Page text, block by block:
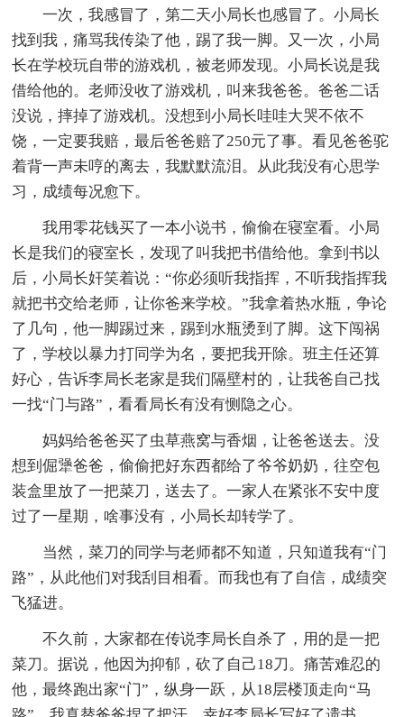
一次，我感冒了，第二天小局长也感冒了。小局长
找到我，痛骂我传染了他，踢了我一脚。又一次，小局
长在学校玩自带的游戏机，被老师发现。小局长说是我
借给他的。老师没收了游戏机，叫来我爸爸。爸爸二话
没说，摔掉了游戏机。没想到小局长哇哇大哭不依不
饶，一定要我赔，最后爸爸赔了250元了事。看见爸爸驼
着背一声未哼的离去，我默默流泪。从此我没有心思学
习，成绩每况愈下。
我用零花钱买了一本小说书，偷偷在寝室看。小局
长是我们的寝室长，发现了叫我把书借给他。拿到书以
后，小局长奸笑着说：“你必须听我指挥，不听我指挥我
就把书交给老师，让你爸来学校。”我拿着热水瓶，争论
了几句，他一脚踢过来，踢到水瓶烫到了脚。这下闯祸
了，学校以暴力打同学为名，要把我开除。班主任还算
好心，告诉李局长老家是我们隔壁村的，让我爸自己找
一找“门与路”，看看局长有没有恻隐之心。
妈妈给爸爸买了虫草燕窝与香烟，让爸爸送去。没
想到倔犟爸爸，偷偷把好东西都给了爷爷奶奶，往空包
装盒里放了一把菜刀，送去了。一家人在紧张不安中度
过了一星期，啥事没有，小局长却转学了。
当然，菜刀的同学与老师都不知道，只知道我有“门
路”，从此他们对我刮目相看。而我也有了自信，成绩突
飞猛进。
不久前，大家都在传说李局长自杀了，用的是一把
菜刀。据说，他因为抑郁，砍了自己18刀。痛苦难忍的
他，最终跑出家“门”，纵身一跃，从18层楼顶走向“马